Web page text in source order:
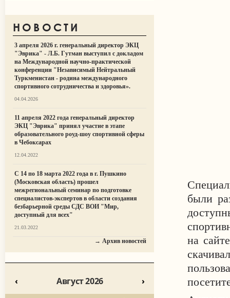
были
на
НОВОСТИ
3 апреля 2026 г. генеральный директор ЭКЦ
"Эврика" - Л.Б. Гутман выступил с докладом
на Международной научно-практической
конференции "Независимый Нейтральный
Туркменистан - родина международного
спортивного сотрудничества и здоровья».
04.04.2026
11 апреля 2022 года генеральный директор
ЭКЦ "Эврика" принял участие в этапе
образовательного роуд-шоу спортивной сферы
в Чебоксарах
12.04.2022
С 14 по 18 марта 2022 года в г. Пушкино
(Московская область) прошел
межрегиональный семинар по подготовке
специалистов-экспертов в области создания
безбарьерной среды СДС ВОИ "Мир,
доступный для всех"
21.03.2022
→ Архив новостей
‹ Август 2026 ›